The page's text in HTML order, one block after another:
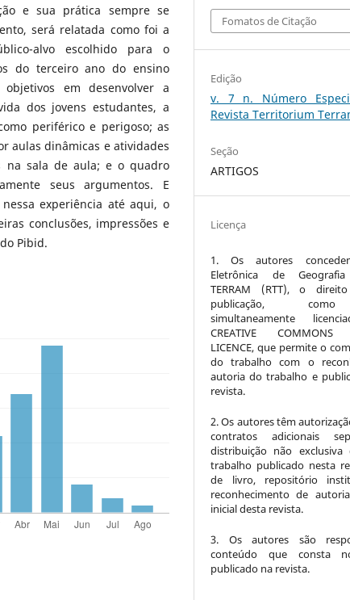
e sua prática sempre se
será relatada como foi a
alvo escolhido para o
do terceiro ano do ensino
em desenvolver a
dos jovens estudantes, a
periférico e perigoso; as
aulas dinâmicas e atividades
na sala de aula; e o quadro
seus argumentos. E
experiência até aqui, o
conclusões, impressões e
Pibid.
Fomatos de Citação
Edição
v. 7 n. Número
Revista Territorium
Seção
ARTIGOS
Licença
1. Os autores
Eletrônica de Geografia
TERRAM (RTT), o
publicação,
simultaneamente
CREATIVE COMMONS
LICENCE, que permite o
do trabalho com o
autoria do trabalho e
revista.
2. Os autores têm
contratos adicionais
distribuição não
trabalho publicado nesta
de livro, repositório
reconhecimento de
inicial desta revista.
3. Os autores são
conteúdo que consta
publicado na revista.